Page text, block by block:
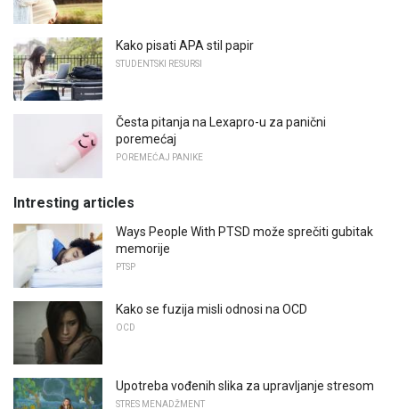
Kako pisati APA stil papir
STUDENTSKI RESURSI
Česta pitanja na Lexapro-u za panični
poremećaj
POREMEĆAJ PANIKE
Intresting articles
Ways People With PTSD može sprečiti gubitak
memorije
PTSP
Kako se fuzija misli odnosi na OCD
OCD
Upotreba vođenih slika za upravljanje stresom
STRES MENADŽMENT